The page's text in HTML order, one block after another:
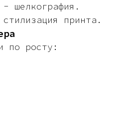
шелкография.
принта.
по росту: